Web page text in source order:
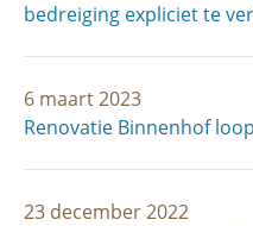
bedreiging expliciet te
6 maart 2023
Renovatie Binnenhof
23 december 2022